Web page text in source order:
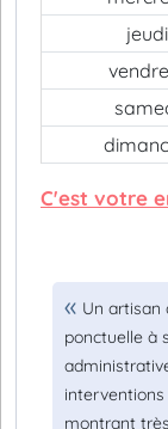
jeudi
C'est votre
Un artisan
ponctuelle à
montrant